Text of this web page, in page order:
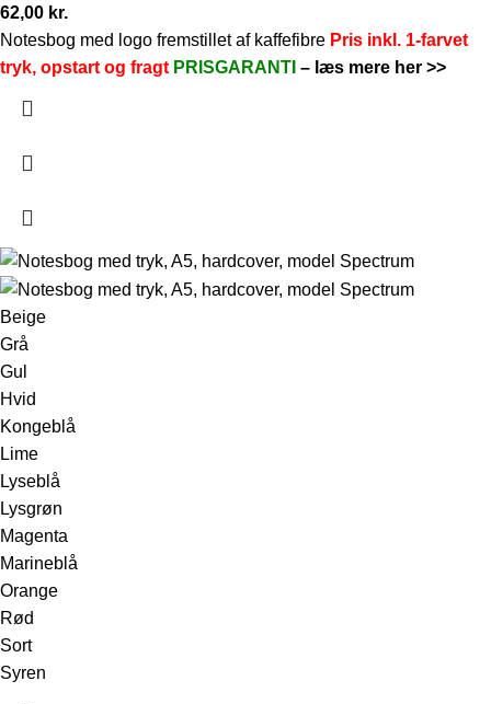
62,00 kr.
Notesbog med logo fremstillet af kaffefibre Pris inkl. 1-farvet
tryk, opstart og fragt PRISGARANTI – læs mere her >>
Beige
Grå
Gul
Hvid
Kongeblå
Lime
Lyseblå
Lysgrøn
Magenta
Marineblå
Orange
Rød
Sort
Syren